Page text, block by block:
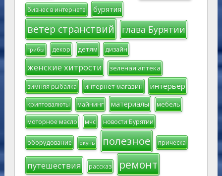
бизнес в интернете бурятия
ветер странствий глава Бурятии
грибы декор детям дизайн
женские хитрости зеленая аптека
зимняя рыбалка интернет магазин интерьер
криптовалюты майнинг материалы мебель
моторное масло мчс новости Бурятии
оборудование окунь полезное прическа
путешествия рассказ ремонт